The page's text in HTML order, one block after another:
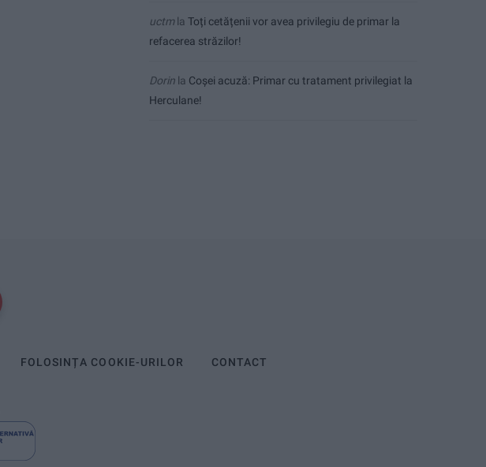
uctmla Toți cetățenii vor avea privilegiu de primar la
refacerea străzilor!
Dorin la Coșei acuză: Primar cu tratament privilegiat la
Herculane!
FOLOSINȚA COOKIE-URILOR CONTACT